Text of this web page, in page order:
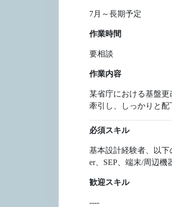
7月～長期予定
作業時間
要相談
作業内容
某省庁における基盤
牽引し、しっかりと配
必須スキル
基本設計経験者、以下
er、SEP、端末/周辺機
歓迎スキル
----